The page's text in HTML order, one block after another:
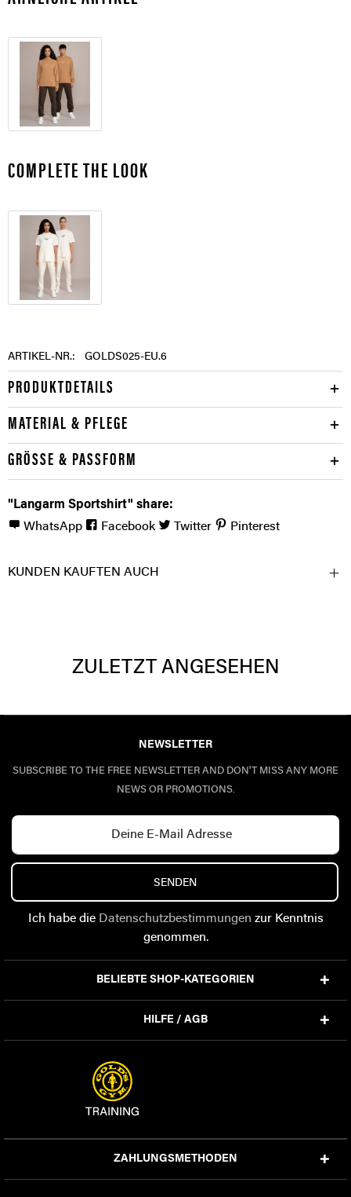
COMPLETE THE LOOK
ARTIKEL-NR.: GOLDS025-EU.6
PRODUKTDETAILS
MATERIAL & PFLEGE
GRÖSSE & PASSFORM
"Langarm Sportshirt" share:
WhatsApp
Facebook Twitter Pinterest
KUNDEN KAUFTEN AUCH
ZULETZT ANGESEHEN
NEWSLETTER
SUBSCRIBE TO THE FREE NEWSLETTER AND DON'T MISS ANY MORE
NEWS OR PROMOTIONS.
SENDEN
Ich habe die Datenschutzbestimmungen zur Kenntnis
genommen.
BELIEBTE SHOP-KATEGORIEN
HILFE / AGB
ZAHLUNGSMETHODEN